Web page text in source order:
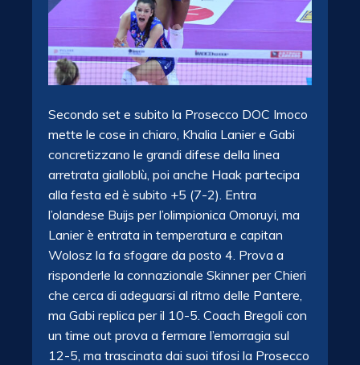
Secondo set e subito la Prosecco DOC Imoco
mette le cose in chiaro, Khalia Lanier e Gabi
concretizzano le grandi difese della linea
arretrata gialloblù, poi anche Haak partecipa
alla festa ed è subito +5 (7-2). Entra
l’olandese Buijs per l’olimpionica Omoruyi, ma
Lanier è entrata in temperatura e capitan
Wolosz la fa sfogare da posto 4. Prova a
risponderle la connazionale Skinner per Chieri
che cerca di adeguarsi al ritmo delle Pantere,
ma Gabi replica per il 10-5. Coach Bregoli con
un time out prova a fermare l’emorragia sul
12-5, ma trascinata dai suoi tifosi la Prosecco